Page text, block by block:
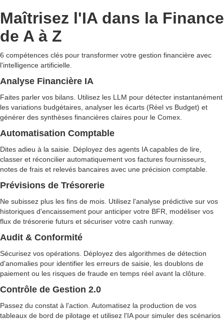
Maîtrisez l'IA dans la Finance
de A à Z
6 compétences clés pour transformer votre gestion financière avec
l'intelligence artificielle.
Analyse Financière IA
Faites parler vos bilans. Utilisez les LLM pour détecter instantanément
les variations budgétaires, analyser les écarts (Réel vs Budget) et
générer des synthèses financières claires pour le Comex.
Automatisation Comptable
Dites adieu à la saisie. Déployez des agents IA capables de lire,
classer et réconcilier automatiquement vos factures fournisseurs,
notes de frais et relevés bancaires avec une précision comptable.
Prévisions de Trésorerie
Ne subissez plus les fins de mois. Utilisez l'analyse prédictive sur vos
historiques d'encaissement pour anticiper votre BFR, modéliser vos
flux de trésorerie futurs et sécuriser votre cash runway.
Audit & Conformité
Sécurisez vos opérations. Déployez des algorithmes de détection
d'anomalies pour identifier les erreurs de saisie, les doublons de
paiement ou les risques de fraude en temps réel avant la clôture.
Contrôle de Gestion 2.0
Passez du constat à l'action. Automatisez la production de vos
tableaux de bord de pilotage et utilisez l'IA pour simuler des scénarios